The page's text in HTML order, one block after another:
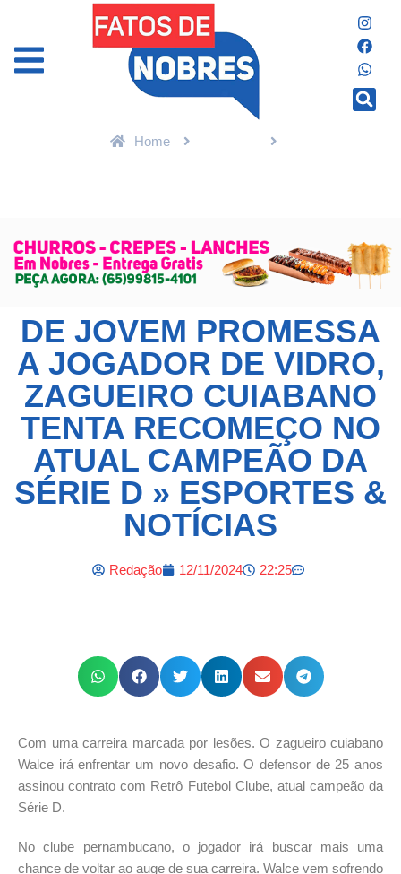
Home
DE JOVEM PROMESSA
A JOGADOR DE VIDRO,
ZAGUEIRO CUIABANO
TENTA RECOMEÇO NO
ATUAL CAMPEÃO DA
SÉRIE D » ESPORTES &
NOTÍCIAS
Redação 12/11/2024 22:25
Com uma carreira marcada por lesões. O zagueiro cuiabano
Walce irá enfrentar um novo desafio. O defensor de 25 anos
assinou contrato com Retrô Futebol Clube, atual campeão da
Série D.
No clube pernambucano, o jogador irá buscar mais uma
chance de voltar ao auge de sua carreira. Walce vem sofrendo